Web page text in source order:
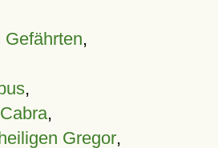
Gefährten,
,
,
Gregor,